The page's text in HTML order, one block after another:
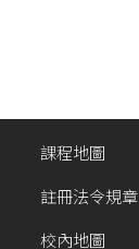
課程地圖
註冊法令規章
校內地圖